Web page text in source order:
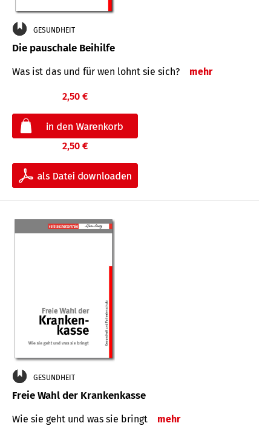
GESUNDHEIT
Die pauschale Beihilfe
Was ist das und für wen lohnt sie sich? mehr
2,50 €
2,50 €
GESUNDHEIT
Freie Wahl der Krankenkasse
Wie sie geht und was sie bringt mehr